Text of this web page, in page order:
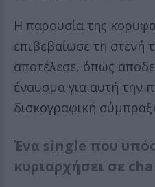
Η παρουσία της
επιβεβαίωσε τη στενή
αποτέλεσε, όπως
έναυσμα για αυτή την
δισκογραφική
Ένα single που
κυριαρχήσει σε